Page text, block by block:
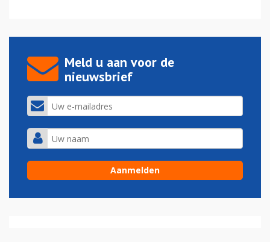
Meld u aan voor de
nieuwsbrief